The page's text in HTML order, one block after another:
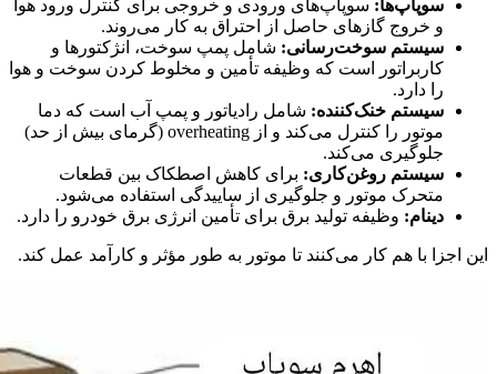
سوپاپ‌ها: سوپاپ‌های ورودی و خروجی برای کنترل ورود هوا
و خروج گازهای حاصل از احتراق به کار می‌روند.
سیستم سوخت‌رسانی: شامل پمپ سوخت، انژکتورها و
کاربراتور است که وظیفه تأمین و مخلوط کردن سوخت و هوا
را دارد.
سیستم خنک‌کننده: شامل رادیاتور و پمپ آب است که دما
موتور را کنترل می‌کند و از overheating (گرمای بیش از حد)
جلوگیری می‌کند.
سیستم روغن‌کاری: برای کاهش اصطکاک بین قطعات
متحرک موتور و جلوگیری از ساییدگی استفاده می‌شود.
دینام: وظیفه تولید برق برای تأمین انرژی برق خودرو را دارد.
این اجزا با هم کار می‌کنند تا موتور به طور مؤثر و کارآمد عمل کند.